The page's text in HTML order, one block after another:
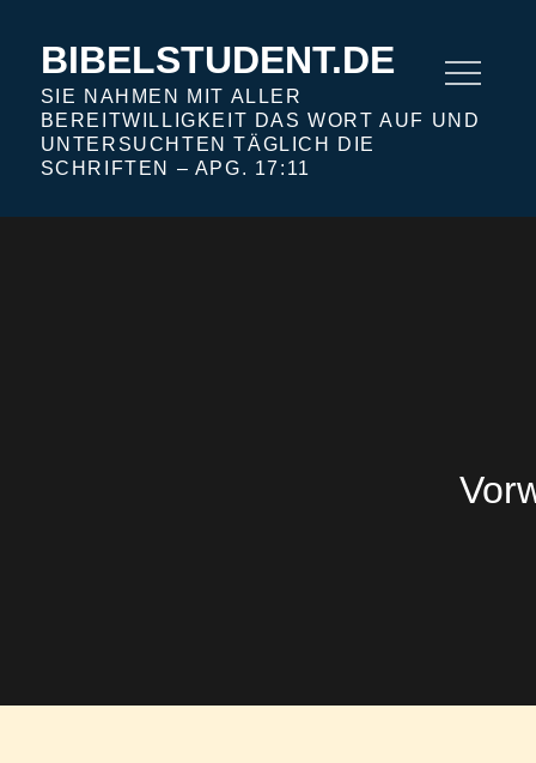
BIBELSTUDENT.DE
SIE NAHMEN MIT ALLER
BEREITWILLIGKEIT DAS WORT AUF UND
UNTERSUCHTEN TÄGLICH DIE
SCHRIFTEN – APG. 17:11